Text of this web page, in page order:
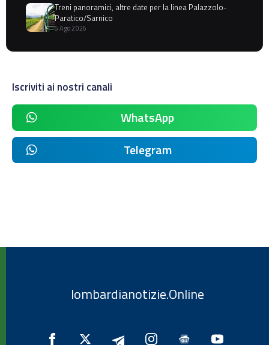
Treni panoramici, altre date per la linea Palazzolo-
Paratico/Sarnico
6 Ago 2026
Iscriviti ai nostri canali
WhatsApp
Telegram
lombardianotizie.Online